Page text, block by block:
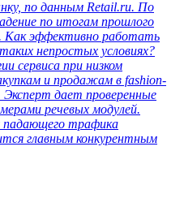
по данным Retail.ru. По
по итогам прошлого
Как эффективно работать
непростых условиях?
сервиса при низком
и продажам в fashion-
Эксперт дает проверенные
речевых модулей.
падающего трафика
главным конкурентным